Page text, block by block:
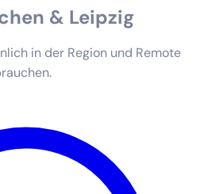
& Leipzig
in der Region und Remote